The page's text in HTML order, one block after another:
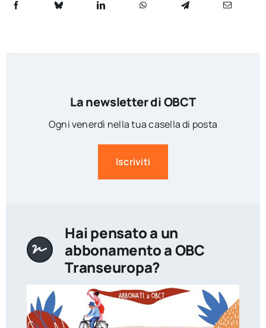
La newsletter di OBCT
Ogni venerdì nella tua casella di posta
Iscriviti
Hai pensato a un
abbonamento a OBC
Transeuropa?